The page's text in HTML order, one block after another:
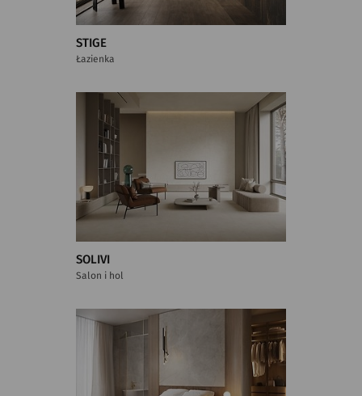
STIGE
Łazienka
SOLIVI
Salon i hol